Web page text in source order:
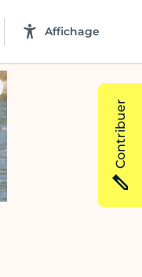
Affichage
Contribuer